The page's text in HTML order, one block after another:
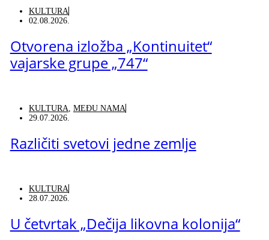
KULTURA
02.08.2026.
Otvorena izložba „Kontinuitet“
vajarske grupe „747“
KULTURA, MEĐU NAMA
29.07.2026.
Različiti svetovi jedne zemlje
KULTURA
28.07.2026.
U četvrtak „Dečija likovna kolonija“